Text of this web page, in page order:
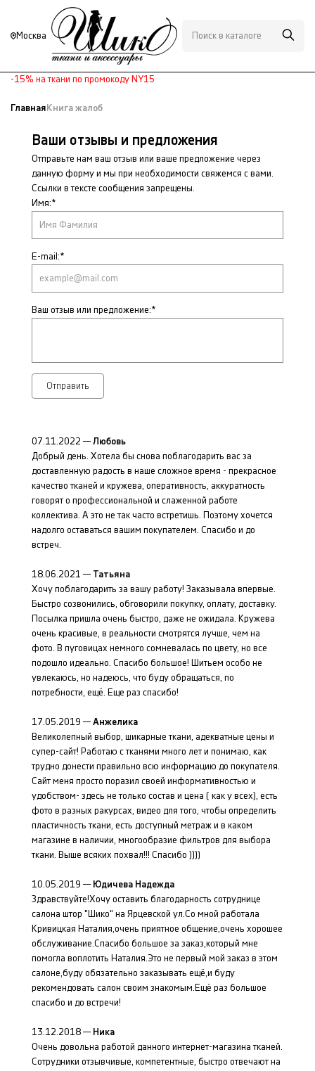
Москва
-15% на ткани по промокоду NY15
Главная Книга жалоб
Ваши отзывы и предложения
Отправьте нам ваш отзыв или ваше предложение через
данную форму и мы при необходимости свяжемся с вами.
Ссылки в тексте сообщения запрещены.
Имя:*
E-mail:*
Ваш отзыв или предложение:*
Отправить
07.11.2022 — Любовь
Добрый день. Хотела бы снова поблагодарить вас за
доставленную радость в наше сложное время - прекрасное
качество тканей и кружева, оперативность, аккуратность
говорят о профессиональной и слаженной работе
коллектива. А это не так часто встретишь. Поэтому хочется
надолго оставаться вашим покупателем. Спасибо и до
встреч.
18.06.2021 — Татьяна
Хочу поблагодарить за вашу работу! Заказывала впервые.
Быстро созвонились, обговорили покупку, оплату, доставку.
Посылка пришла очень быстро, даже не ожидала. Кружева
очень красивые, в реальности смотрятся лучше, чем на
фото. В пуговицах немного сомневалась по цвету, но все
подошло идеально. Спасибо большое! Шитьем особо не
увлекаюсь, но надеюсь, что буду обращаться, по
потребности, ещё. Еще раз спасибо!
17.05.2019 — Анжелика
Великолепный выбор, шикарные ткани, адекватные цены и
супер-сайт! Работаю с тканями много лет и понимаю, как
трудно донести правильно всю информацию до покупателя.
Сайт меня просто поразил своей информативностью и
удобством- здесь не только состав и цена ( как у всех), есть
фото в разных ракурсах, видео для того, чтобы определить
пластичность ткани, есть доступный метраж и в каком
магазине в наличии, многообразие фильтров для выбора
ткани. Выше всяких похвал!!! Спасибо ))))
10.05.2019 — Юдичева Надежда
Здравствуйте!Хочу оставить благодарность сотруднице
салона штор "Шико" на Ярцевской ул.Со мной работала
Кривицкая Наталия,очень приятное общение,очень хорошее
обслуживание.Спасибо большое за заказ,который мне
помогла воплотить Наталия.Это не первый мой заказ в этом
салоне,буду обязательно заказывать ещё,и буду
рекомендовать салон своим знакомым.Ещё раз большое
спасибо и до встречи!
13.12.2018 — Ника
Очень довольна работой данного интернет-магазина тканей.
Сотрудники отзывчивые, компетентные, быстро отвечают на